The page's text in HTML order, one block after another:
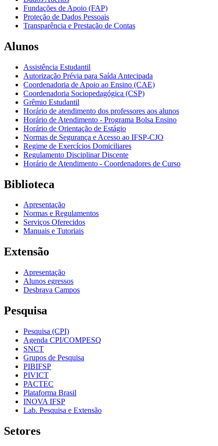
Fundações de Apoio (FAP)
Proteção de Dados Pessoais
Transparência e Prestação de Contas
Alunos
Assistência Estudantil
Autorização Prévia para Saída Antecipada
Coordenadoria de Apoio ao Ensino (CAE)
Coordenadoria Sociopedagógica (CSP)
Grêmio Estudantil
Horário de atendimento dos professores aos alunos
Horário de Atendimento - Programa Bolsa Ensino
Horário de Orientação de Estágio
Normas de Segurança e Acesso ao IFSP-CJO
Regime de Exercícios Domiciliares
Regulamento Disciplinar Discente
Horário de Atendimento - Coordenadores de Curso
Biblioteca
Apresentação
Normas e Regulamentos
Serviços Oferecidos
Manuais e Tutoriais
Extensão
Apresentação
Alunos egressos
Desbrava Campos
Pesquisa
Pesquisa (CPI)
Agenda CPI/COMPESQ
SNCT
Grupos de Pesquisa
PIBIFSP
PIVICT
PACTEC
Plataforma Brasil
INOVA IFSP
Lab. Pesquisa e Extensão
Setores